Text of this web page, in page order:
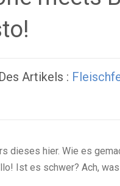
Artikels :
dieses hier. Wie es
Ist es schwer? Ach,